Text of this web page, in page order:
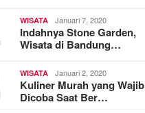
WISATA Januari 7, 2020
Indahnya Stone Garden,
Wisata di Bandung…
WISATA Januari 2, 2020
Kuliner Murah yang Wajib
Dicoba Saat Ber…